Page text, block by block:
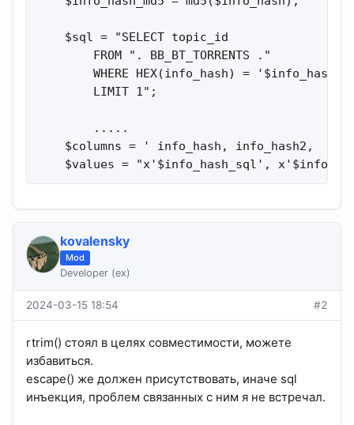
    $sql = "SELECT topic_id
        FROM ". BB_BT_TORRENTS ."
WHERE HEX(info_hash) =
        LIMIT 1";
        .....
$columns = ' info_hash, info_hash2,
$values = "x'$info_hash_sql',
kovalensky
Mod
Developer (ex)
2024-03-15 18:54 #2
rtrim() стоял в целях совместимости, можете
избавиться.
escape() же должен присутствовать, иначе sql
инъекция, проблем связанных с ним я не встречал.